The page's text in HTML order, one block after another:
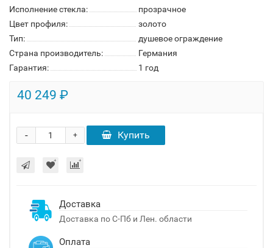
Исполнение стекла:
прозрачное
Цвет профиля:
золото
Тип:
душевое ограждение
Страна производитель:
Германия
Гарантия:
1 год
40 249 ₽
+
- Купить
Доставка
Доставка по С-Пб и Лен. области
Оплата